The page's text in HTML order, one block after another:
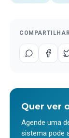
COMPARTILHAR
Quer ver
Agende uma
sistema pode